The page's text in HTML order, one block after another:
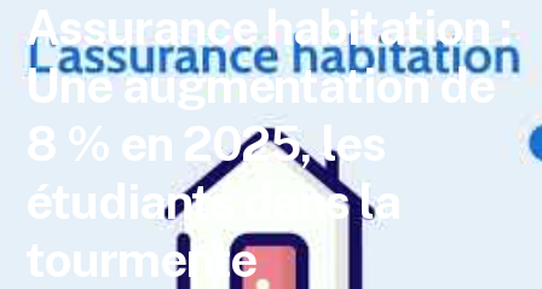
Assurance habitation :
Une augmentation de
8 % en 2025, les
étudiants dans la
tourmente